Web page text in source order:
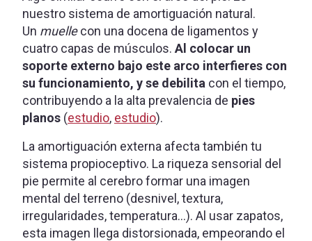
nuestro sistema de amortiguación natural.
Un muellecon una docena de ligamentos y
cuatro capas de músculos. Al colocar un
soporte externo bajo este arco interfieres con
su funcionamiento, y se debilita con el tiempo,
contribuyendo a la alta prevalencia de pies
planos (estudio, estudio).
La amortiguación externa afecta también tu
sistema propioceptivo. La riqueza sensorial del
pie permite al cerebro formar una imagen
mental del terreno (desnivel, textura,
irregularidades, temperatura…). Al usar zapatos,
esta imagen llega distorsionada, empeorando el